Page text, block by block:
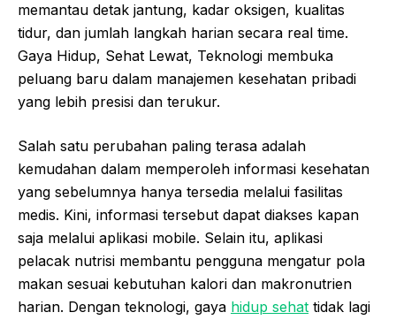
memantau detak jantung, kadar oksigen, kualitas
tidur, dan jumlah langkah harian secara real time.
Gaya Hidup, Sehat Lewat, Teknologi membuka
peluang baru dalam manajemen kesehatan pribadi
yang lebih presisi dan terukur.
Salah satu perubahan paling terasa adalah
kemudahan dalam memperoleh informasi kesehatan
yang sebelumnya hanya tersedia melalui fasilitas
medis. Kini, informasi tersebut dapat diakses kapan
saja melalui aplikasi mobile. Selain itu, aplikasi
pelacak nutrisi membantu pengguna mengatur pola
makan sesuai kebutuhan kalori dan makronutrien
harian. Dengan teknologi, gaya hidup sehat tidak lagi